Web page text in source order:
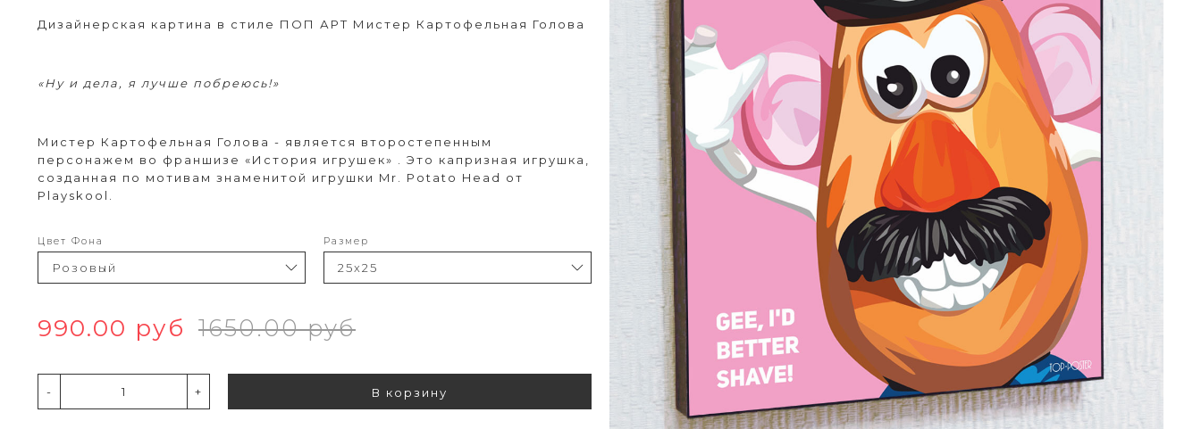
Дизайнерская картина в стиле ПОП АРТ Мистер Картофельная Голова
«Ну и дела, я лучше побреюсь!»
Мистер Картофельная Голова - является второстепенным
персонажем во франшизе «История игрушек» . Это капризная игрушка,
созданная по мотивам знаменитой игрушки Mr. Potato Head от
Playskool.
Цвет Фона Размер
990.00 руб 1650.00 руб
- + В корзину